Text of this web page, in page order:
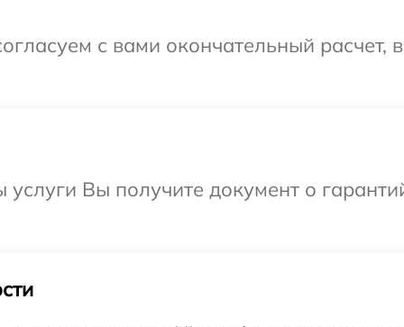
с вами окончательный расчет,
Вы получите документ о